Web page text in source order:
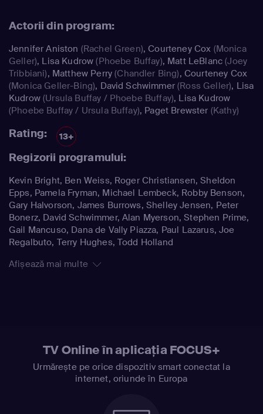
Actorii din program:
Jennifer Aniston (Rachel Green),Courteney Cox (Monica
Geller), Lisa Kudrow (Phoebe Buffay), Matt LeBlanc (Joey
Tribbiani), Matthew Perry (Chandler Bing), Courteney Cox
(Monica Geller-Bing), David Schwimmer(Ross Geller), Lisa
Kudrow(Ursula Buffay / Phoebe Buffay), Lisa Kudrow
(Phoebe Buffay / Ursula Buffay), Paget Brewster (Kathy)
Rating: 13+
Regizorii programului:
Kevin Bright, Ben Weiss, Roger Christiansen, Sheldon
Epps, Pamela Fryman, Michael Lembeck, Robby Benson,
Gary Halvorson, James Burrows, Shelley Jensen, Peter
Bonerz, David Schwimmer, Alan Myerson, Stephen Prime,
Gail Mancuso, Dana de Vally Piazza, Paul Lazarus, Joe
Regalbuto, Terry Hughes, Todd Holland
Afișează mai multe
TV Online în aplicația FOCUS+
Urmărește pe orice dispozitiv smart conectat la
internet, oriunde în Europa